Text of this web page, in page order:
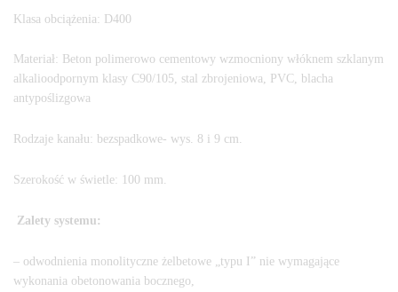
Klasa obciążenia: D400
Materiał: Beton polimerowo cementowy wzmocniony włóknem szklanym
alkalioodpornym klasy C90/105, stal zbrojeniowa, PVC, blacha
antypoślizgowa
Rodzaje kanału: bezspadkowe- wys. 8 i 9 cm.
Szerokość w świetle: 100 mm.
Zalety systemu:
– odwodnienia monolityczne żelbetowe „typu I” nie wymagające
wykonania obetonowania bocznego,